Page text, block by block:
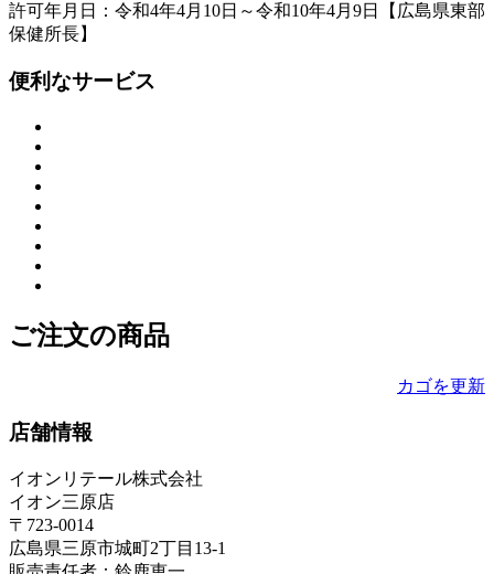
許可年月日：令和4年4月10日～令和10年4月9日【広島県東部
保健所長】
便利なサービス
ご注文の商品
カゴを更新
店舗情報
イオンリテール株式会社
イオン三原店
〒723-0014
広島県三原市城町2丁目13-1